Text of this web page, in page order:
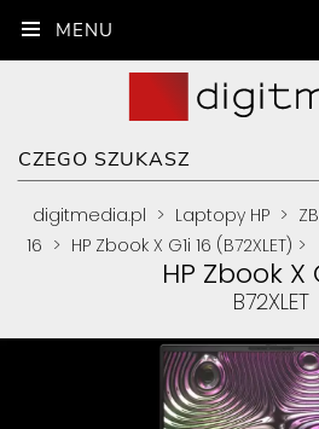
digitmedia.pl > Laptopy HP >
16 > HP Zbook X G1i 16 (B72XLET) >
HP Zbook X
B72XLET